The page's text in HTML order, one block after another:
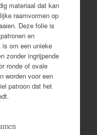
materiaal dat kan
raamvormen op
Deze folie is
en
om een unieke
zonder ingrijpende
ronde of ovale
worden voor een
patroon dat het